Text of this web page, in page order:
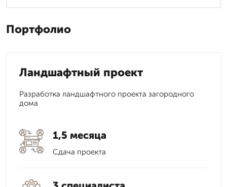
Портфолио
Ландшафтный проект
Разработка ландшафтного проекта загородного
дома
1,5 месяца
Сдача проекта